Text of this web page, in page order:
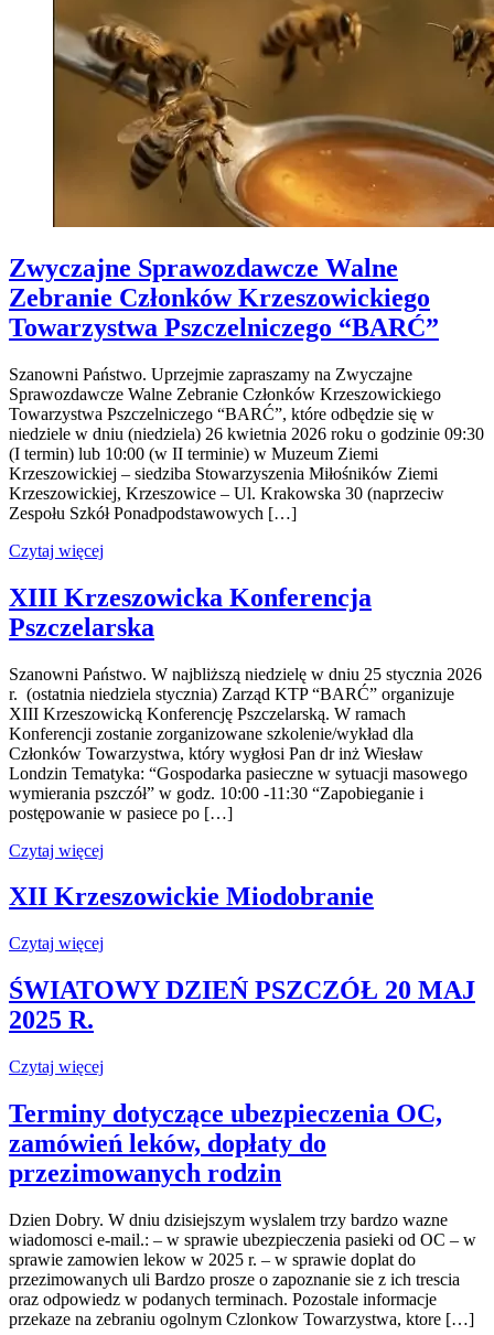
Zwyczajne Sprawozdawcze Walne
Zebranie Członków Krzeszowickiego
Towarzystwa Pszczelniczego “BARĆ”
Szanowni Państwo. Uprzejmie zapraszamy na Zwyczajne
Sprawozdawcze Walne Zebranie Członków Krzeszowickiego
Towarzystwa Pszczelniczego “BARĆ”, które odbędzie się w
niedziele w dniu (niedziela) 26 kwietnia 2026 roku o godzinie 09:30
(I termin) lub 10:00 (w II terminie) w Muzeum Ziemi
Krzeszowickiej – siedziba Stowarzyszenia Miłośników Ziemi
Krzeszowickiej, Krzeszowice – Ul. Krakowska 30 (naprzeciw
Zespołu Szkół Ponadpodstawowych […]
Czytaj więcej
XIII Krzeszowicka Konferencja
Pszczelarska
Szanowni Państwo. W najbliższą niedzielę w dniu 25 stycznia 2026
r. (ostatnia niedziela stycznia) Zarząd KTP “BARĆ” organizuje
XIII Krzeszowicką Konferencję Pszczelarską. W ramach
Konferencji zostanie zorganizowane szkolenie/wykład dla
Członków Towarzystwa, który wygłosi Pan dr inż Wiesław
Londzin Tematyka: “Gospodarka pasieczne w sytuacji masowego
wymierania pszczół” w godz. 10:00 -11:30 “Zapobieganie i
postępowanie w pasiece po […]
Czytaj więcej
XII Krzeszowickie Miodobranie
Czytaj więcej
ŚWIATOWY DZIEŃ PSZCZÓŁ 20 MAJ
2025 R.
Czytaj więcej
Terminy dotyczące ubezpieczenia OC,
zamówień leków, dopłaty do
przezimowanych rodzin
Dzien Dobry. W dniu dzisiejszym wyslalem trzy bardzo wazne
wiadomosci e-mail.: – w sprawie ubezpieczenia pasieki od OC – w
sprawie zamowien lekow w 2025 r. – w sprawie doplat do
przezimowanych uli Bardzo prosze o zapoznanie sie z ich trescia
oraz odpowiedz w podanych terminach. Pozostale informacje
przekaze na zebraniu ogolnym Czlonkow Towarzystwa, ktore […]